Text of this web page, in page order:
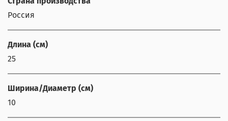
Россия
Длина (см)
25
Ширина/Диаметр (см)
10